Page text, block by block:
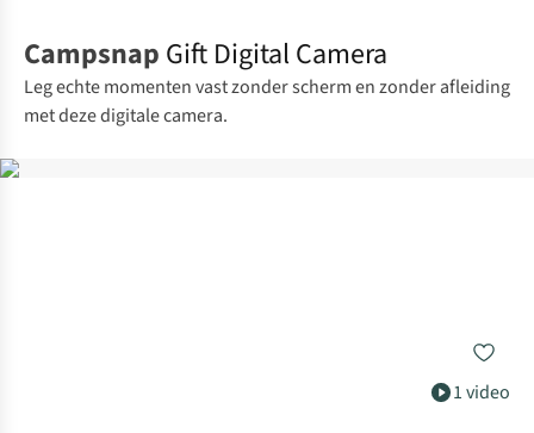
1 video
Campsnap Gift Digital Camera
Leg echte momenten vast zonder scherm en zonder afleiding
met deze digitale camera.